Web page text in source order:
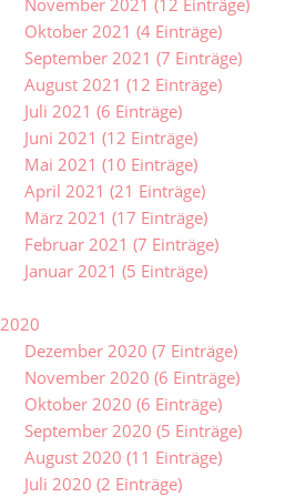
Oktober 2021 (4 Einträge)
September 2021 (7 Einträge)
August 2021 (12 Einträge)
Juli 2021 (6 Einträge)
Juni 2021 (12 Einträge)
Mai 2021 (10 Einträge)
April 2021 (21 Einträge)
März 2021 (17 Einträge)
Februar 2021 (7 Einträge)
Januar 2021 (5 Einträge)
2020
Dezember 2020 (7 Einträge)
November 2020 (6 Einträge)
Oktober 2020 (6 Einträge)
September 2020 (5 Einträge)
August 2020 (11 Einträge)
Juli 2020 (2 Einträge)